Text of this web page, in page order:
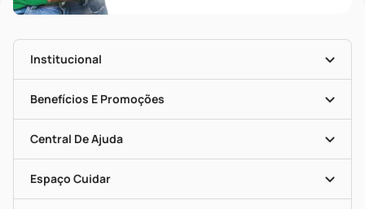
Institucional
Nossas Lojas
Mapa De Categorias
Blog Da PP
Seja Uma Loja Parceira
Benefícios E Promoções
Convênios
Programa Popular Do Brasil
Encarte De Ofertas
Dermaclub
Descontos De Laboratório (PBM)
Cupons E Ofertas
Central De Ajuda
Recompra Programada
Compras Com Receita
Alomed (tele-Entrega)
Espaço Cuidar